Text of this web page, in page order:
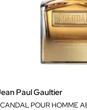
Paul Gaultier